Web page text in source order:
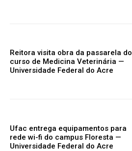
Reitora visita obra da passarela do
curso de Medicina Veterinária —
Universidade Federal do Acre
Ufac entrega equipamentos para
rede wi-fi do campus Floresta —
Universidade Federal do Acre